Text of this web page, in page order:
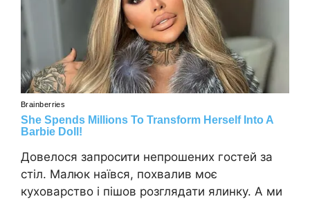
Довелося запросити непрошених гостей за
стіл. Малюк наївся, похвалив моє
куховарство і пішов розглядати ялинку. А ми